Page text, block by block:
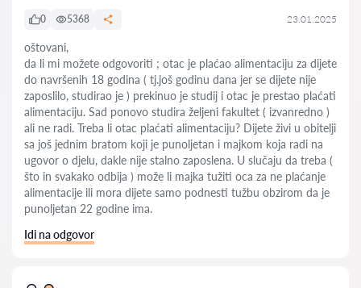
0 5368 23.01.2025
oštovani,
da li mi možete odgovoriti ; otac je plaćao alimentaciju za dijete
do navršenih 18 godina ( tj.još godinu dana jer se dijete nije
zaposlilo, studirao je ) prekinuo je studij i otac je prestao plaćati
alimentaciju. Sad ponovo studira željeni fakultet ( izvanredno )
ali ne radi. Treba li otac plaćati alimentaciju? Dijete živi u obitelji
sa još jednim bratom koji je punoljetan i majkom koja radi na
ugovor o djelu, dakle nije stalno zaposlena. U slučaju da treba (
što in svakako odbija ) može li majka tužiti oca za ne plaćanje
alimentacije ili mora dijete samo podnesti tužbu obzirom da je
punoljetan 22 godine ima.
Idi na odgovor